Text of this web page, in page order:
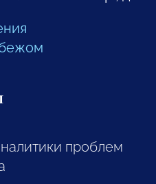
проблем